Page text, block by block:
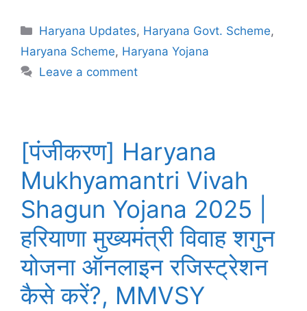
Categories
Haryana Updates, Haryana Govt. Scheme,
Haryana Scheme, Haryana Yojana
Leave a comment
[पंजीकरण] Haryana
Mukhyamantri Vivah
Shagun Yojana 2025 |
हरियाणा मुख्यमंत्री विवाह शगुन
योजना ऑनलाइन रजिस्ट्रेशन
कैसे करें?, MMVSY